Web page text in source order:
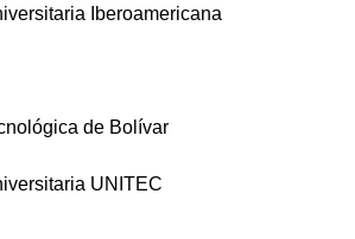
Iberoamericana
de Bolívar
UNITEC